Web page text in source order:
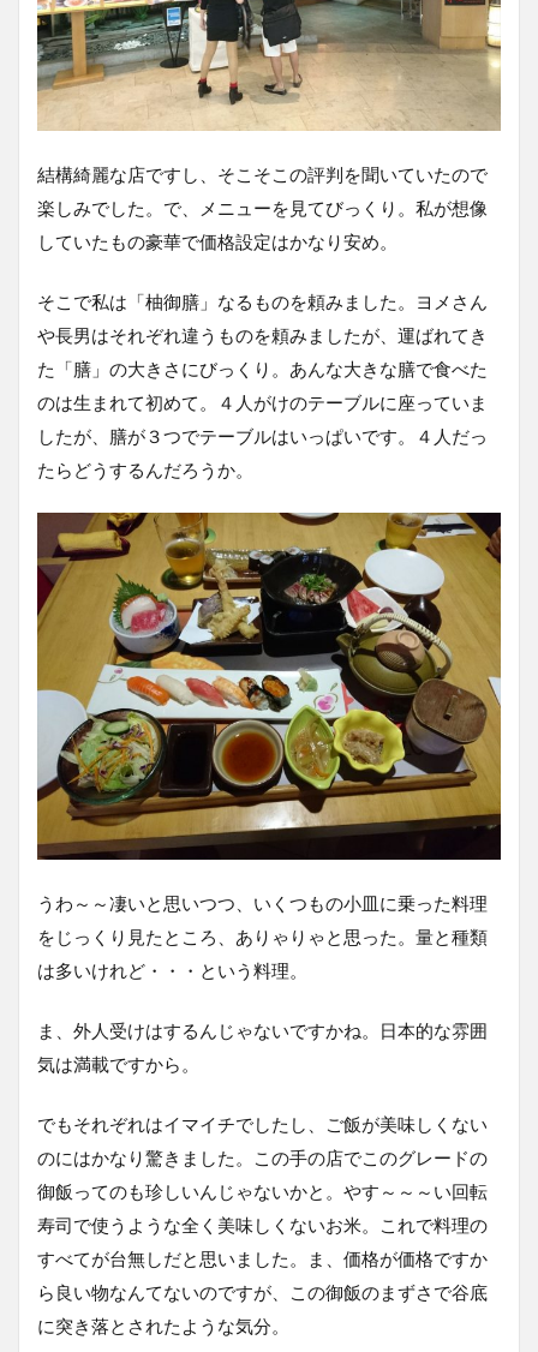
結構綺麗な店ですし、そこそこの評判を聞いていたので
楽しみでした。で、メニューを見てびっくり。私が想像
していたもの豪華で価格設定はかなり安め。
そこで私は「柚御膳」なるものを頼みました。ヨメさん
や長男はそれぞれ違うものを頼みましたが、運ばれてき
た「膳」の大きさにびっくり。あんな大きな膳で食べた
のは生まれて初めて。４人がけのテーブルに座っていま
したが、膳が３つでテーブルはいっぱいです。４人だっ
たらどうするんだろうか。
うわ～～凄いと思いつつ、いくつもの小皿に乗った料理
をじっくり見たところ、ありゃりゃと思った。量と種類
は多いけれど・・・という料理。
ま、外人受けはするんじゃないですかね。日本的な雰囲
気は満載ですから。
でもそれぞれはイマイチでしたし、ご飯が美味しくない
のにはかなり驚きました。この手の店でこのグレードの
御飯ってのも珍しいんじゃないかと。やす～～～い回転
寿司で使うような全く美味しくないお米。これで料理の
すべてが台無しだと思いました。ま、価格が価格ですか
ら良い物なんてないのですが、この御飯のまずさで谷底
に突き落とされたような気分。